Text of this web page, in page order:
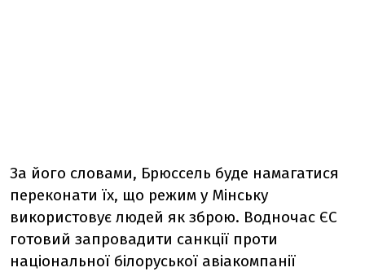
За його словами, Брюссель буде намагатися
переконати їх, що режим у Мінську
використовує людей як зброю. Водночас ЄС
готовий запровадити санкції проти
національної білоруської авіакомпанії